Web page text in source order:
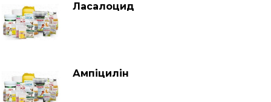
Ласалоцид
Ампіцилін